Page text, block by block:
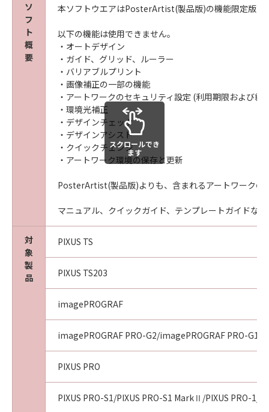
ソ
フ
ト
概
要
本ソフトウエアはPosterArtist(製品版)の機能限定版
以下の機能は使用できません。
・オートデザイン
・ガイド、グリッド、ルーラー
・バリアブルプリント
・画像補正の一部の機能
・アートワークのセキュリティ設定 (利用期限および編
・環境光補正
・デザインチェック
・デザインアシスト
・クイックチェンジ
・アートワーク環境の保存と更新
PosterArtist(製品版)よりも、含まれるアートワークの
マニュアル、クイックガイド、テンプレートガイドな
対
象
製
品
PIXUS TS
PIXUS TS203
imagePROGRAF
imagePROGRAF PRO-G2/imagePROGRAF PRO-G1
PIXUS PRO
PIXUS PRO-S1/PIXUS PRO-S1 MarkⅡ/PIXUS PRO-1/
スクロールでき
ます